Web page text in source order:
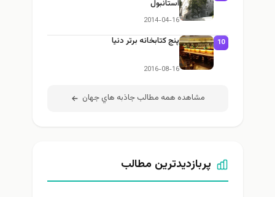
استانبول
2014-04-16
10 پنج کتابخانه برتر دنیا
2016-08-16
مشاهده همه مطالب جاذبه هاي جهان
پربازدیدترین مطالب